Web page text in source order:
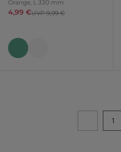
Orange, L 330 mm
4,99 €UVP 9,99 €
1